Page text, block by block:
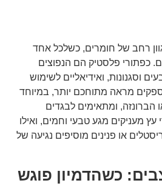
רחב של חומרים, כשלכל אחד
כפתורי פלסטיק הם הנפוצים
וסגנונות, ואידיאליים לשימוש
מראה מתוחכם יותר, במיוחד
ומתאימים לבגדים
עץ מעניקים מגע טבעי וחמים, ואילו
או פנינים מוסיפים נגיעה של
כשהדמיון פוגש